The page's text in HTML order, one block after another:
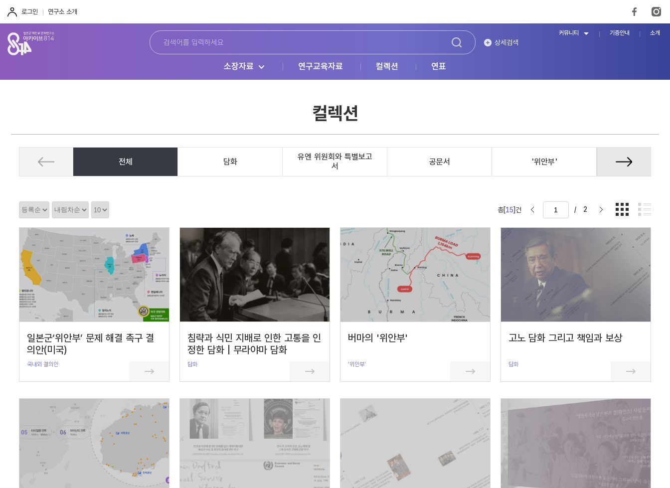
로그인 연구소 소개
상세검색
소장자료 연구교육자료 컬렉션 연표
커뮤니티 기증안내 소개
컬렉션
전체 담화
유엔 위원회와 특별보고
서
공문서 '위안부' 국내외 결의
정
렬
정
렬
순
서
정
렬
갯
수
총[15]건 / 2
일본군‘위안부’ 문제 해결 촉구 결
의안(미국)
국내외 결의안
침략과 식민 지배로 인한 고통을 인
정한 담화 | 무라야마 담화
담화
버마의 '위안부'
'위안부'
고노 담화 그리고 책임과 보상
담화